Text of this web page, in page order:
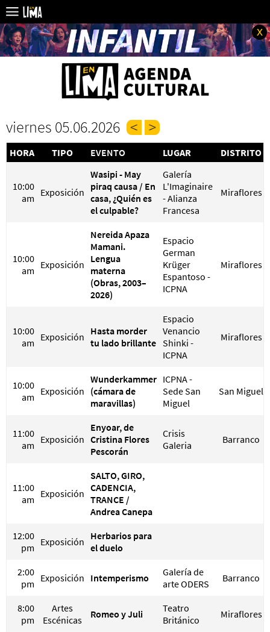
x
viernes 05.06.2026
HORA TIPO EVENTO LUGAR DISTRITO
10:00
am Exposición
Wasipi - May
piraq causa / En
casa, ¿Quién es
el culpable?
Galería
L'Imaginaire
- Alianza
Francesa
Miraflores
10:00
am Exposición
Nereida Apaza
Mamani.
Lengua
materna
(Obras, 2003–
2026)
Espacio
German
Krüger
Espantoso -
ICPNA
Miraflores
10:00
am Exposición Hasta morder
tu lado brillante
Espacio
Venancio
Shinki -
ICPNA
Miraflores
10:00
am Exposición
Wunderkammer
(cámara de
maravillas)
ICPNA -
Sede San
Miguel
San Miguel
11:00
am Exposición
Enyoar, de
Cristina Flores
Pescorán
Crisis
Galeria
Barranco
11:00
am Exposición
SALTO, GIRO,
CADENCIA,
TRANCE /
Andrea Canepa
12:00
pm Exposición Herbarios para
el duelo
2:00
pm Exposición Intemperismo
Galería de
arte ODERS
Barranco
8:00
pm
Artes
Escénicas
Romeo y Juli
Teatro
Británico
Miraflores